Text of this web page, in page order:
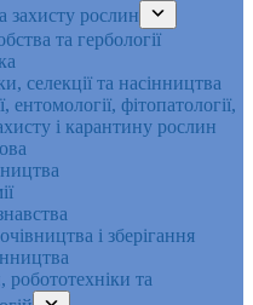
захисту рослин
та гербології
селекції та насінництва
ентомології, фітопатології,
і карантину рослин
і зберігання
робототехніки та